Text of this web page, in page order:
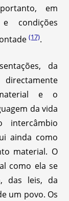
em
condições
(17).
da
e o
da vida
ainda como
material. O
como ela se
das leis, da
um povo. Os